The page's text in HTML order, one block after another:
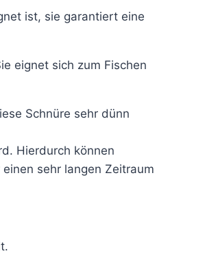
ist, sie garantiert eine
eignet sich zum Fischen
Schnüre sehr dünn
Hierdurch können
sehr langen Zeitraum